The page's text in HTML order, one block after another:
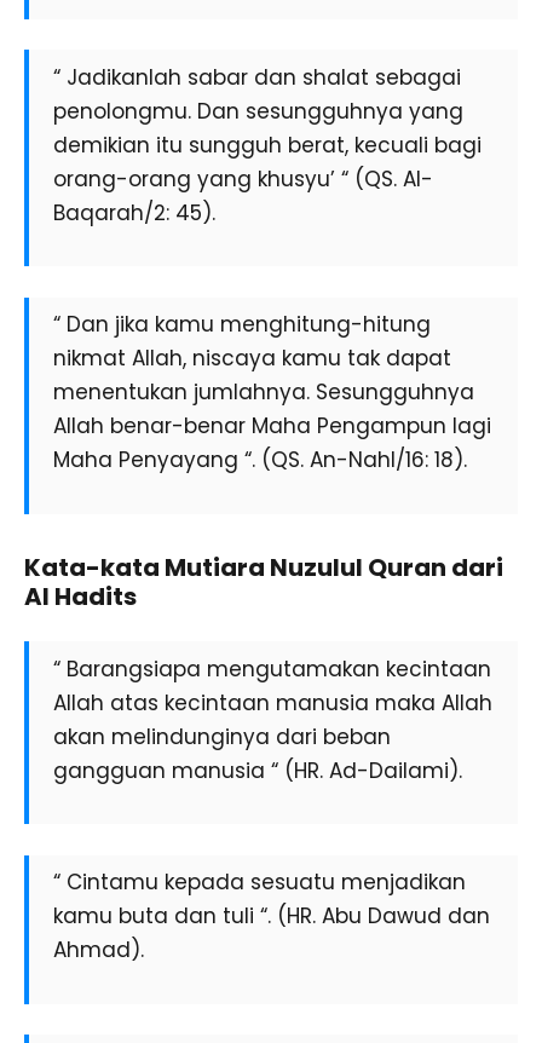
“ Jadikanlah sabar dan shalat sebagai
penolongmu. Dan sesungguhnya yang
demikian itu sungguh berat, kecuali bagi
orang-orang yang khusyu’ “ (QS. Al-
Baqarah/2: 45).
“ Dan jika kamu menghitung-hitung
nikmat Allah, niscaya kamu tak dapat
menentukan jumlahnya. Sesungguhnya
Allah benar-benar Maha Pengampun lagi
Maha Penyayang “. (QS. An-Nahl/16: 18).
Kata-kata Mutiara Nuzulul Quran dari
Al Hadits
“ Barangsiapa mengutamakan kecintaan
Allah atas kecintaan manusia maka Allah
akan melindunginya dari beban
gangguan manusia “ (HR. Ad-Dailami).
“ Cintamu kepada sesuatu menjadikan
kamu buta dan tuli “. (HR. Abu Dawud dan
Ahmad).